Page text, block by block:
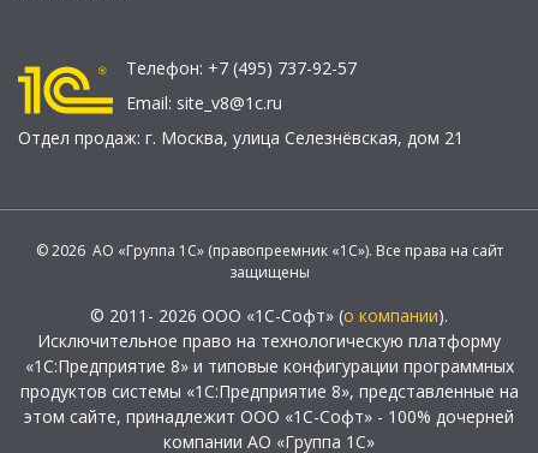
Телефон: +7 (495) 737-92-57
Email: site_v8@1c.ru
Отдел продаж: г. Москва, улица Селезнёвская, дом 21
© 2026 АО «Группа 1С» (правопреемник «1С»). Все права на сайт
защищены
© 2011- 2026 ООО «1С-Софт» (о компании).
Исключительное право на технологическую платформу
«1С:Предприятие 8» и типовые конфигурации программных
продуктов системы «1С:Предприятие 8», представленные на
этом сайте, принадлежит ООО «1С-Софт» - 100% дочерней
компании АО «Группа 1С»